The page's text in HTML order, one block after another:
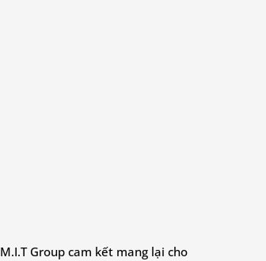
Group cam kết mang lại cho